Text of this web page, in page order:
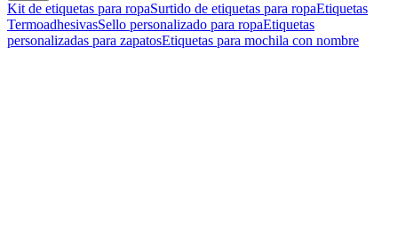
Kit de etiquetas para ropaSurtido de etiquetas para ropaEtiquetas
TermoadhesivasSello personalizado para ropaEtiquetas
personalizadas para zapatosEtiquetas para mochila con nombre